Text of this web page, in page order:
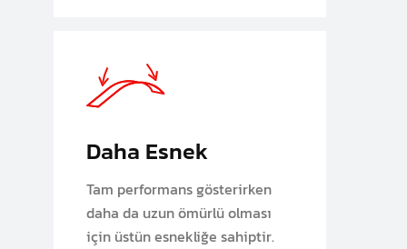
Daha Esnek
Tam performans gösterirken
daha da uzun ömürlü olması
için üstün esnekliğe sahiptir.